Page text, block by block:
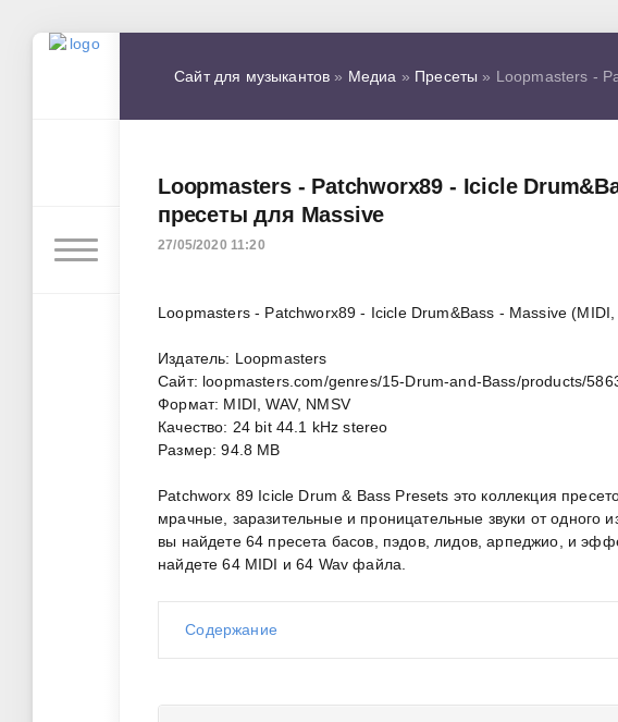
Сайт для музыкантов » Медиа » Пресеты » Loopmasters -
Loopmasters - Patchworx89 - Icicle
пресеты для Massive
27/05/2020 11:20
Loopmasters - Patchworx89 - Icicle Drum&Bass - Massive (MIDI,
Издатель: Loopmasters
Сайт: loopmasters.com/genres/15-Drum-and-Bass/products/
Формат: MIDI, WAV, NMSV
Качество: 24 bit 44.1 kHz stereo
Размер: 94.8 MB
Patchworx 89 Icicle Drum & Bass Presets это коллекция
мрачные, заразительные и проницательные звуки от одного
вы найдете 64 пресета басов, пэдов, лидов, арпеджио, и
найдете 64 MIDI и 64 Wav файла.
Содержание